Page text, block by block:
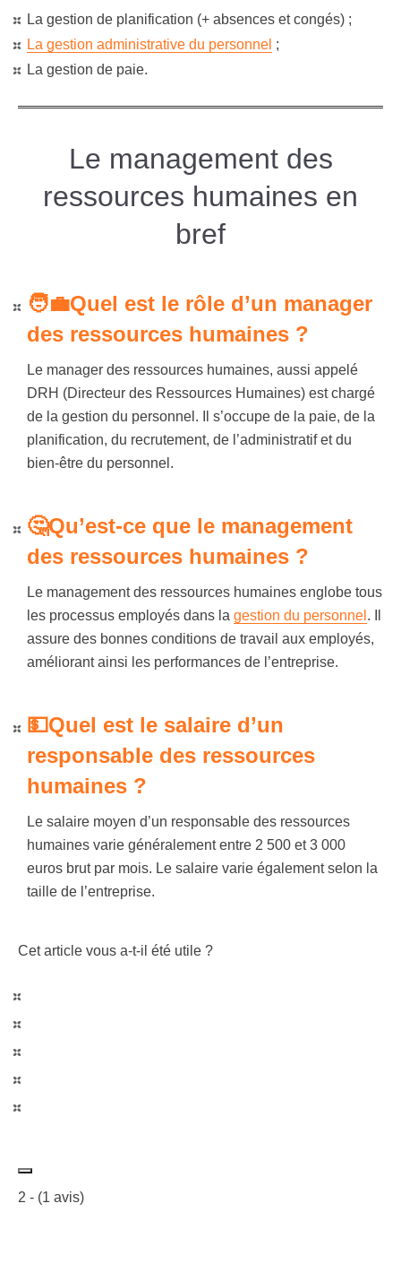
La gestion de planification (+ absences et congés) ;
La gestion administrative du personnel ;
La gestion de paie.
Le management des
ressources humaines en
bref
🧑‍💼Quel est le rôle d’un manager
des ressources humaines ?
Le manager des ressources humaines, aussi appelé
DRH (Directeur des Ressources Humaines) estchargé
de la gestion du personnel. Il s’occupe de la paie, de la
planification, du recrutement, de l’administratif et du
bien-être du personnel.
🤔Qu’est-ce que le management
des ressources humaines ?
Le management des ressources humaines englobe tous
les processus employés dans la gestion du personnel . Il
assure des bonnes conditions de travail aux employés,
améliorant ainsi les performances de l’entreprise.
💵Quel est le salaire d’un
responsable des ressources
humaines ?
Le salaire moyen d’un responsable des ressources
humaines varie généralement entre 2 500 et 3 000
euros brut par mois. Le salaire varie également selon la
taille de l’entreprise.
Cet article vous a-t-il été utile ?
2 - (1 avis)